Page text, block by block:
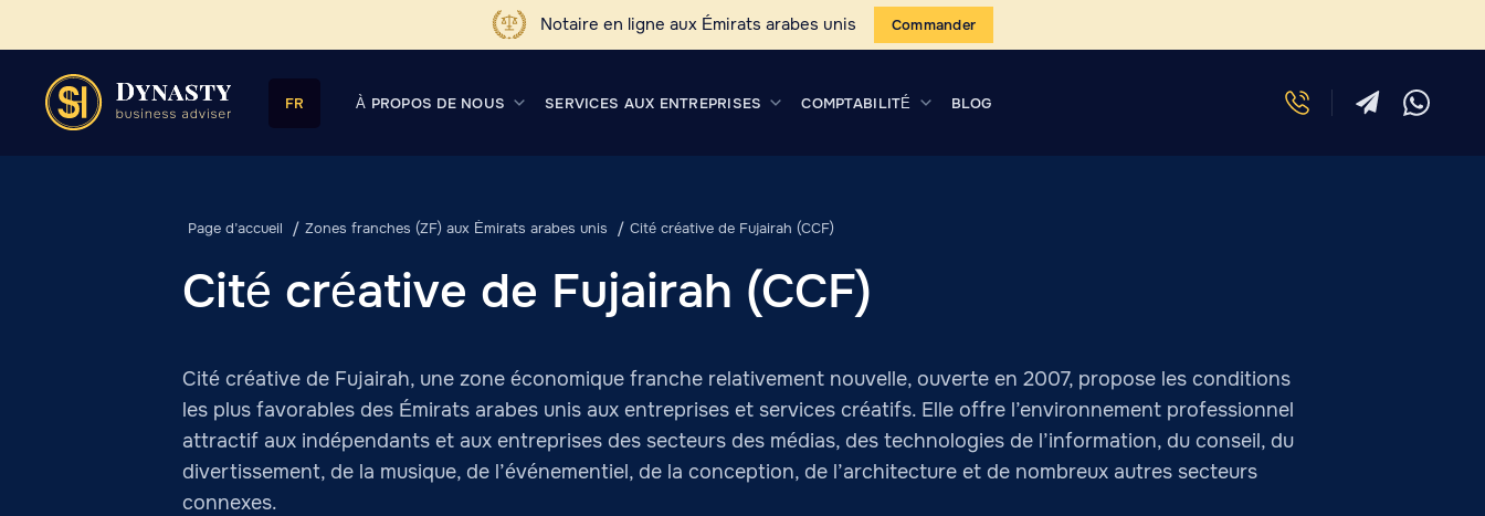
Notaire en ligne aux Émirats arabes unis Commander
FR À PROPOS DE NOUS SERVICES AUX ENTREPRISES COMPTABILITÉ BLOG
Page d’accueil Zones franches (ZF) aux Émirats arabes unis Cité créative de Fujairah (CCF)
Cité créative de Fujairah (CCF)
Cité créative de Fujairah, une zone économique franche relativement nouvelle, ouverte en 2007, propose les conditions
les plus favorables des Émirats arabes unis aux entreprises et services créatifs. Elle offre l’environnement professionnel
attractif aux indépendants et aux entreprises des secteurs des médias, des technologies de l’information, du conseil, du
divertissement, de la musique, de l’événementiel, de la conception, de l’architecture et de nombreux autres secteurs
connexes.